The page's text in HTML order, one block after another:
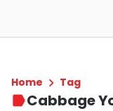
Home Tag
Cabbage